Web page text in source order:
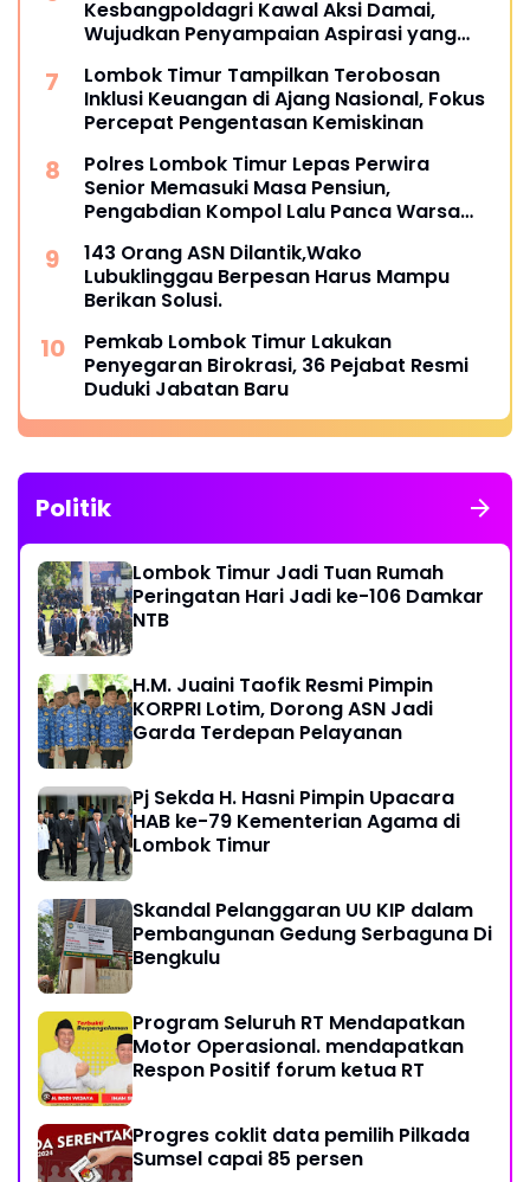
Kesbangpoldagri Kawal Aksi Damai,
Wujudkan Penyampaian Aspirasi yang
Lombok Timur Tampilkan Terobosan
Inklusi Keuangan di Ajang Nasional, Fokus
Percepat Pengentasan Kemiskinan
Polres Lombok Timur Lepas Perwira
Senior Memasuki Masa Pensiun,
Pengabdian Kompol Lalu Panca Warsa
143 Orang ASN Dilantik,Wako
Lubuklinggau Berpesan Harus Mampu
Berikan Solusi.
Pemkab Lombok Timur Lakukan
Penyegaran Birokrasi, 36 Pejabat Resmi
Duduki Jabatan Baru
Politik
Lombok Timur Jadi Tuan Rumah
Peringatan Hari Jadi ke-106 Damkar
NTB
H.M. Juaini Taofik Resmi Pimpin
KORPRI Lotim, Dorong ASN Jadi
Garda Terdepan Pelayanan
Pj Sekda H. Hasni Pimpin Upacara
HAB ke-79 Kementerian Agama di
Lombok Timur
Skandal Pelanggaran UU KIP dalam
Pembangunan Gedung Serbaguna Di
Bengkulu
Program Seluruh RT Mendapatkan
Motor Operasional. mendapatkan
Respon Positif forum ketua RT
Progres coklit data pemilih Pilkada
Sumsel capai 85 persen